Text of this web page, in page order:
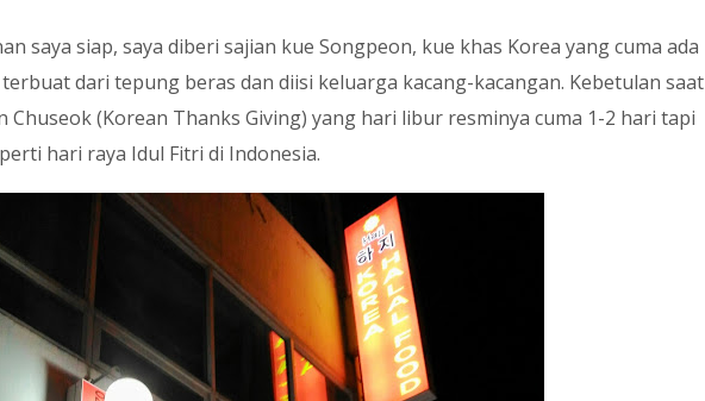
saya siap, saya diberi sajian kue Songpeon, kue khas Korea yang cuma ada
dari tepung beras dan diisi keluarga kacang-kacangan. Kebetulan saat
Chuseok (Korean Thanks Giving) yang hari libur resminya cuma 1-2 hari tapi
hari raya Idul Fitri di Indonesia.